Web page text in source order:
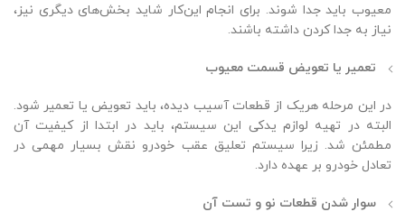
معیوب باید جدا شوند. برای انجام این‌کار شاید بخش‌های دیگری نیز،
نیاز به جدا کردن داشته باشند.
تعمیر یا تعویض قسمت معیوب
در این مرحله هریک از قطعات آسیب دیده، باید تعویض یا تعمیر شود.
البته در تهیه لوازم ‌یدکی این سیستم، باید در ابتدا از کیفیت آن
مطمئن شد. زیرا سیستم تعلیق عقب خودرو نقش بسیار مهمی در
تعادل خودرو بر عهده دارد.
سوار شدن قطعات نو و تست آن